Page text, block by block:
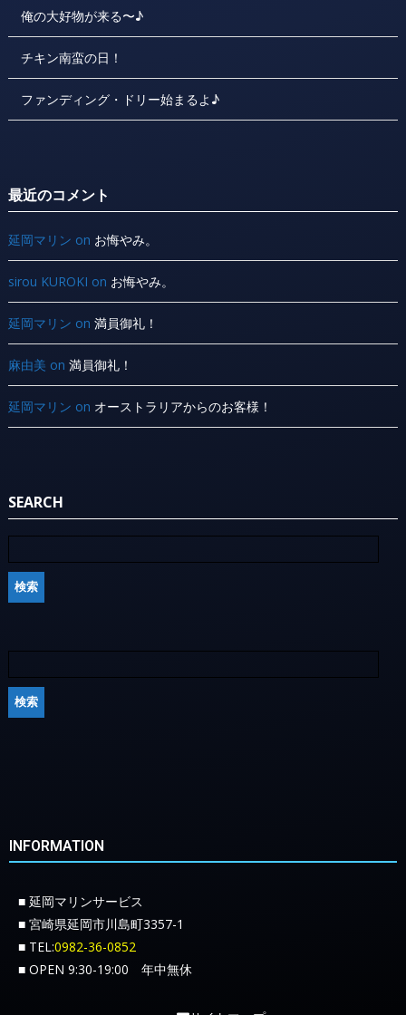
俺の大好物が来る〜♪
チキン南蛮の日！
ファンディング・ドリー始まるよ♪
最近のコメント
延岡マリン on お悔やみ。
sirou KUROKI on お悔やみ。
延岡マリン on 満員御礼！
麻由美 on 満員御礼！
延岡マリン on オーストラリアからのお客様！
SEARCH
INFORMATION
■ 延岡マリンサービス
■ 宮崎県延岡市川島町3357-1
■ TEL:0982-36-0852
■ OPEN 9:30-19:00 年中無休